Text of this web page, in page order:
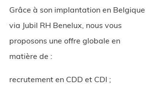
Grâce à son implantation en Belgique
via Jubil RH Benelux, nous vous
proposons une offre globale en
matière de :
recrutement en CDD et CDI ;